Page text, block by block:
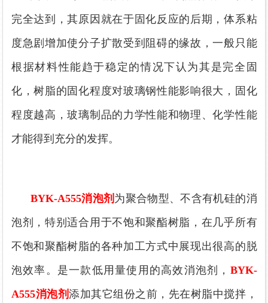
完全达到，其原因就在于固化反应的后期，体系粘
度急剧增加使分子扩散受到阻碍的缘故，一般只能
根据材料性能趋于稳定的情况下认为其是完全固
化，树脂的固化程度对玻璃钢性能影响很大，固化
程度越高，玻璃制品的力学性能和物理、化学性能
才能得到充分的发挥。
BYK-A555消泡剂 为聚合物型 、不含有机硅的消
泡剂，特别适合用于不饱和聚酯树脂，在几乎所有
不饱和聚酯树脂的各种加工方式中展现出很高的脱
泡效率。是一款低用量使用的高效消泡剂， BYK-
A555消泡剂添加其它组份之前，先在树脂中搅拌，